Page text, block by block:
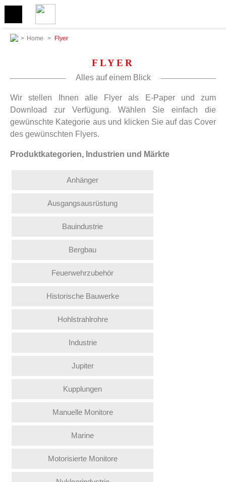
> Home > Flyer
FLYER
Alles auf einem Blick
Wir stellen Ihnen alle Flyer als E-Paper und zum
Download zur Verfügung. Wählen Sie einfach die
gewünschte Kategorie aus und klicken Sie auf das Cover
des gewünschten Flyers.
Produktkategorien, Industrien und Märkte
Anhänger
Ausgangsausrüstung
Bauindustrie
Bergbau
Feuerwehrzubehör
Historische Bauwerke
Hohlstrahlrohre
Industrie
Jupiter
Kupplungen
Manuelle Monitore
Marine
Motorisierte Monitore